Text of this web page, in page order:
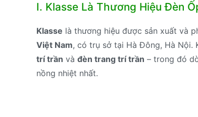
I. Klasse Là Thương Hiệu Đèn
Klasse là thương hiệu được sản xuất và
Việt Nam, có trụ sở tại Hà Đông, Hà Nội.
trí trần và đèn trang trí trần – trong đó
nồng nhiệt nhất.